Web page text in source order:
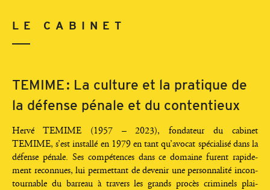
LE CABINET
TEMIME : La culture et la pratique de
la défense pénale et du contentieux
Her­vé TEMIME (1957 – 2023), fon­da­teur du cabi­net
TEMIME, s’est ins­tal­lé en 1979 en tant qu’avocat spé­cia­li­sé dans la
défense pénale. Ses com­pé­tences dans ce domaine furent rapi­de­
ment recon­nues, lui per­met­tant de deve­nir une per­son­na­li­té incon­
tour­nable du bar­reau à tra­vers les grands pro­cès cri­mi­nels plai­